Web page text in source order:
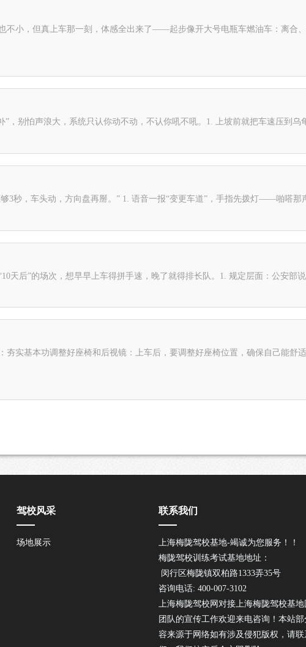
不小，但真上车那一刻，体感全出来了——起步像开大号电瓶车燃油车：离合
，别怕声浪大，系统只认你动不动，不认你吼不吼。1. 上坡前就把车速压到乌
3秒，车头动，方向盘再掰。” 1. 语音一报“变更车道”，手指先拨灯——啪嗒那
天后”的场次，想早早上车得拼手速，晚了就得排长队。1. 规定层面：公安部
实基本功调整好座椅和后视镜：上车后，要调整好座椅位置，确保自己能舒
驾校风采
场地展示
联系我们
上海梅陇驾校基地-竭诚为您服务！！
梅陇驾校训练考试基地地址：
闵行区梅陇镇双柏路1333弄35号
咨询电话: 400-007-3102
上海梅陇驾校网对接上海梅陇驾校基地
团队的宣传工作欢迎来电咨询！本站部
容来源于网络如有涉及侵犯版权，请联